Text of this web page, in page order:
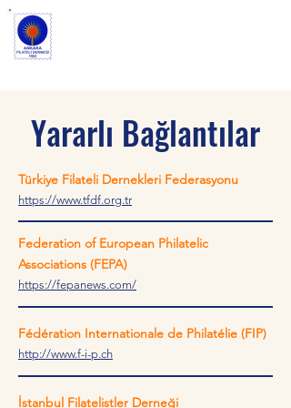
Yararlı Bağlantılar
Türkiye Filateli Dernekleri Federasyonu
https://www.tfdf.org.tr
Federation of European Philatelic
Associations (FEPA)
https://fepanews.com/
Fédération Internationale de Philatélie (FIP)
http://www.f-i-p.ch
İstanbul Filatelistler Derneği